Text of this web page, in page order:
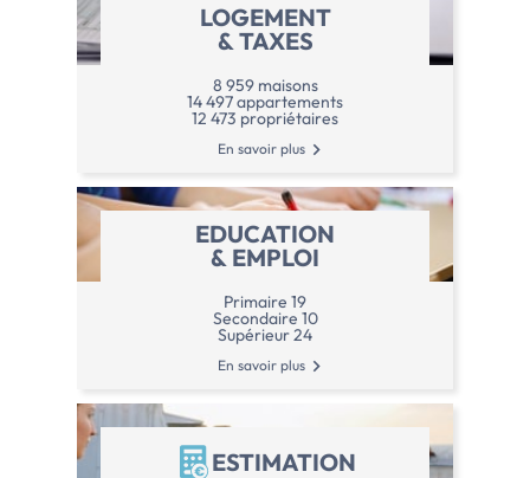
LOGEMENT
& TAXES
8 959 maisons
14 497 appartements
12 473 propriétaires
En savoir plus
EDUCATION
& EMPLOI
Primaire 19
Secondaire 10
Supérieur 24
En savoir plus
ESTIMATION